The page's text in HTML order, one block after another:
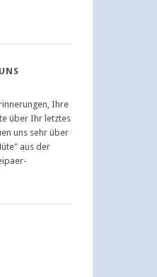
Ihre
über Ihr letztes
uns sehr über
aus der